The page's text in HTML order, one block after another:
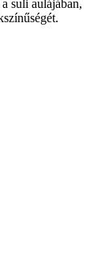
suli aulájában,